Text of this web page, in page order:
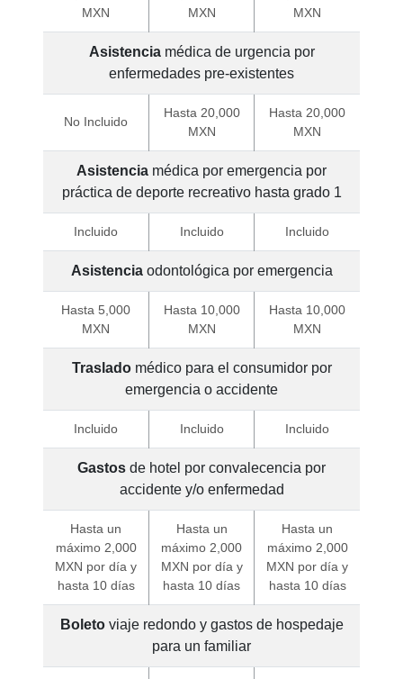
MXN
MXN
MXN
Asistenciamédica de urgencia por
enfermedades pre-existentes
No Incluido
Hasta 20,000
MXN
Hasta 20,000
MXN
Asistencia médica por emergencia por
práctica de deporte recreativo hasta grado 1
Incluido Incluido Incluido
Asistenciaodontológica por emergencia
Hasta 5,000
MXN
Hasta 10,000
MXN
Hasta 10,000
MXN
Trasladomédico para el consumidor por
emergencia o accidente
Incluido Incluido Incluido
Gastos de hotel por convalecencia por
accidente y/o enfermedad
Hasta un
máximo 2,000
MXN por día y
hasta 10 días
Hasta un
máximo 2,000
MXN por día y
hasta 10 días
Hasta un
máximo 2,000
MXN por día y
hasta 10 días
Boletoviaje redondo y gastos de hospedaje
para un familiar